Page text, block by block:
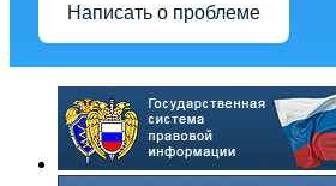
Написать о проблеме